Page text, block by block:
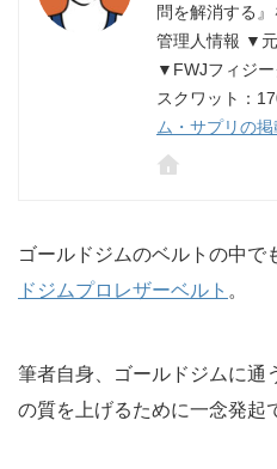
問を解消する』
管理人情報 ▼
▼FWJフィジ
スクワット：
ム・サプリの
ゴールドジムのベルトの中で
ドジムプロレザーベルト 。
筆者自身、ゴールドジムに通
の質を上げるために一念発起